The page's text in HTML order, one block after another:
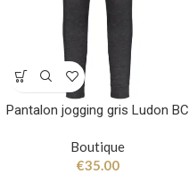
Pantalon jogging gris Ludon BC
Boutique
€35.00